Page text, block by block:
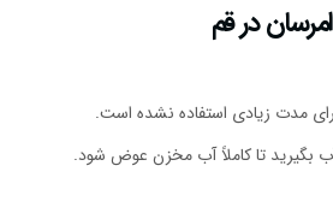
در قم
مدت زیادی استفاده‌ نشده است.
بگیرید تا کاملاً آب مخزن عوض شود.